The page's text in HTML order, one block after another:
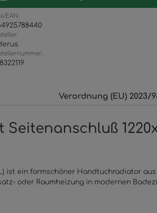
EAN:
Verordnung (EU) 2023/
ist ein formschöner Handtuchradiator
oder Raumheizung in modernen